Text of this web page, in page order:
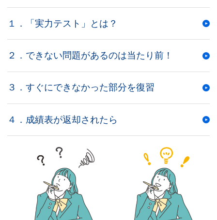
校
の
先
生
向
け
１．「実力テスト」とは？
２．できない問題があるのは当たり前！
３．すぐにできなかった部分を復習
４．成績表が返却されたら